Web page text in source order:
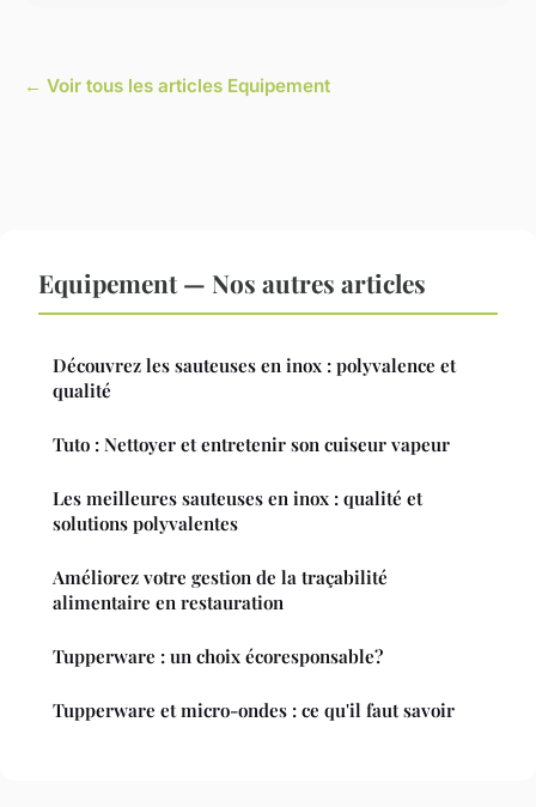
← Voir tous les articles Equipement
Equipement — Nos autres articles
Découvrez les sauteuses en inox : polyvalence et
qualité
Tuto : Nettoyer et entretenir son cuiseur vapeur
Les meilleures sauteuses en inox : qualité et
solutions polyvalentes
Améliorez votre gestion de la traçabilité
alimentaire en restauration
Tupperware : un choix écoresponsable?
Tupperware et micro-ondes : ce qu'il faut savoir